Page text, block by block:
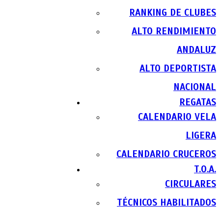
RANKING DE CLUBES
ALTO RENDIMIENTO
ANDALUZ
ALTO DEPORTISTA
NACIONAL
REGATAS
CALENDARIO VELA
LIGERA
CALENDARIO CRUCEROS
T.O.A.
CIRCULARES
TÉCNICOS HABILITADOS